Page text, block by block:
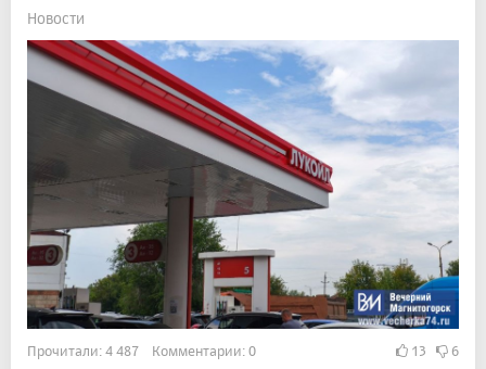
Новости
Прочитали: 4 487 Комментарии: 0 13 6